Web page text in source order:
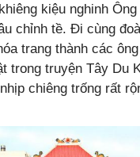
kiệu nghinh
chỉnh tề. Đi cùng
trang thành các
trong truyện Tây
chiêng trống rất